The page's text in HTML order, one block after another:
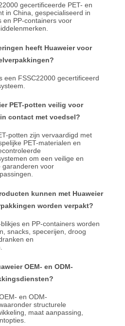
gecertificeerde PET- en
in China, gespecialiseerd in
en PP-containers voor
heeft Huaweier voor
een FSSC22000 gecertificeerd
PET-potten veilig voor
contact met voedsel?
potten zijn vervaardigd met
PET-materialen en
om een veilige en
garanderen voor
kunnen met Huaweier
worden verpakt?
en PP-containers worden
snacks, specerijen, droog
en
OEM- en ODM-
en ODM-
structurele
maat aanpassing,